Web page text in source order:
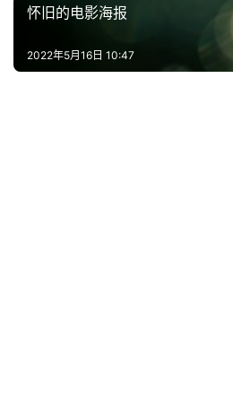
页
好
怀旧的电影海报
2022年5月16日 10:47